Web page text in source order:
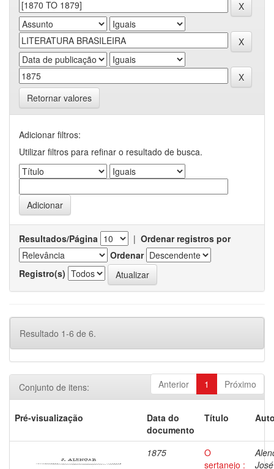
Retornar valores
Adicionar filtros:
Utilizar filtros para refinar o resultado de busca.
Resultados/Página | Ordenar registros por
Ordenar
Registro(s)
Resultado 1-6 de 6.
Anterior 1 Próximo
Conjunto de itens:
Pré-visualização
Data do
documento
Título
1875
O
sertanejo :